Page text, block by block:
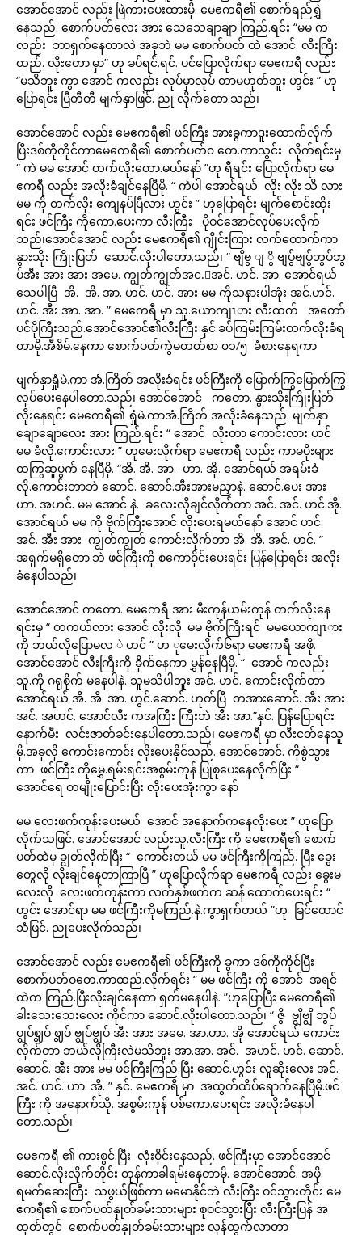
အောင်အောင် လည်း ဖြဲကားပေးထားမို. မေဧကရီ၏ စောက်ရည်ရွှဲ
နေသည်. စောက်ပတ်လေး အား သေသေချာချာ ကြည်.ရင်း “မမ က
လည်း ဘာရှက်နေတာလဲ အခုဘဲ မမ စောက်ပတ် ထဲ အောင်. လီးကြီး
ထည်. လိုးတော.မှာ” ဟု ခပ်ရင်.ရင်. ပင်ပြောလိုက်ရာ မေဧကရီ လည်း
“မသိဘူး ကွာ အောင် ကလည်း လုပ်မှာလုပ် တာမဟုတ်ဘူး ဟွင်း ” ဟု
ပြောရင်း ပြီတီတီ မျက်နှာဖြင်. ညု လိုက်တော.သည်၊
အောင်အောင် လည်း မေဧကရီ၏ ဖင်ကြီး အားခွကာဒူးထောက်လိုက်
ပြီးဒစ်ကိုကိုင်ကာမေဧကရီ၏ စောက်ပတ်၀ တေ.ကာသွင်း လိုက်ရင်းမှ
“ ကဲ မမ အောင် တက်လိုးတော.မယ်နော် ”ဟု ရီရင်း ပြောလိုက်ရာ မေ
ဧကရီ လည်း အလိုးခံချင်နေပြီမို. “ ကဲပါ အောင်ရယ် လိုး လိုး သိ လား
မမ ကို တက်လိုး ကျေနပ်ပြီလား ဟွင်း ” ဟုပြောရင်း မျက်စောင်းထိုး
ရင်း ဖင်ကြီး ကိုကော.ပေးကာ လီးကြီး ပိုဝင်အောင်လုပ်ပေးလိုက်
သည်၊အောင်အောင် လည်း မေဧကရီ၏ ဂျိုင်းကြား လက်ထောက်ကာ
နွားသိုး ကြိုးပြတ် ဆောင်.လိုးပါတော.သည်၊ “ ဗျိဗွ ျ ွိ ဗျပ်ွဗျပ်ွဘွပ်ဘွ
ပ်အီး အား အား အမေ. ကျွတ်ကျွတ်အင.်အင်. ဟင်. အာ. အောင်ရယ်
သေပါပြီ အိ. အိ. အာ. ဟင်. ဟင်. အား မမ ကိုသနားပါအုံး အင်.ဟင်.
ဟင်. အီး အာ. အာ. ” မေဧကရီ မှာ သူ.ယောကျၤား လီးထက် အတော်
ပင်ပိုကြီးသည်.အောင်အောင်၏လီးကြီး နှင်.ခပ်ကြမ်းကြမ်းတက်လိုးခံရ
တာမို.အီစိမ်.နေကာ စောက်ပတ်ကွဲမတတ်စာ ၀၁/၅ ခံစားနေရကာ
မျက်နှာရှုံမဲ.ကာ အံ.ကြိတ် အလိုးခံရင်း ဖင်ကြီးကို မြောက်ကြွမြောက်ကြွ
လုပ်ပေးနေပါတော.သည်၊ အောင်အောင် ကတော. နွားသိုးကြိုးပြတ်
လိုးနေရင်း မေဧကရီ၏ ရှုံမဲ.ကာအံ.ကြိတ် အလိုးခံနေသည်. မျက်နှာ
ချောချောလေး အား ကြည်.ရင်း “ အောင် လိုးတာ ကောင်းလား ဟင်
မမ ခံလို.ကောင်းလား ” ဟုမေးလိုက်ရာ မေဧကရီ လည်း ကာမပိုးများ
ထကြွဆူပွက် နေပြီမို. “အိ. အိ. အာ. ဟာ. အို. အောင်ရယ် အရမ်းခံ
လို.ကောင်းတာဘဲ ဆောင်. ဆောင်.အီးအားမညှာနဲ. ဆောင်.ပေး အား
ဟာ. အဟင်. မမ အောင် နဲ. ခလေးလိုချင်လိုက်တာ အင်. အင်. ဟင်.အို.
အောင်ရယ် မမ ကို ဗိုက်ကြီးအောင် လိုးပေးရမယ်နော် အောင် ဟင်.
အင်. အီး အား ကျွတ်ကျွတ် ကောင်းလိုက်တာ အိ. အိ. အင်. ဟင်. ”
အရှက်မရှိတော.ဘဲ ဖင်ကြီးကို စကောဝိုင်းပေးရင်း ပြန်ပြောရင်း အလိုး
ခံနေပါသည်၊
အောင်အောင် ကတော. မေဧကရီ အား မီးကုန်ယမ်းကုန် တက်လိုးနေ
ရင်းမှ “ တကယ်လား အောင် လိုးလို. မမ ဗိုက်ကြီးရင် မမယောကျၤား
ကို ဘယ်လိုပြောမလ ဲ ဟင် ” ဟ ုမေးလိုက်၆ရာ မေဧကရီ အဖို.
အောင်အောင် လီးကြီးကို ခိုက်နေကာ မွှန်နေပြီမို. “ အောင် ကလည်း
သူ.ကို ဂရုစိုက် မနေပါနဲ. သူမသိပါဘူး အင်. ဟင်. ကောင်းလိုက်တာ
အောင်ရယ် အိ. အိ. အာ. ဟွင်.ဆောင်. ဟုတ်ပြီ တအားဆောင်. အီး အား
အင်. အဟင်. အောင်လီး ကအကြီး ကြီးဘဲ အီး အာ.”နှင်. ပြန်ပြောရင်း
နောက်မီး လင်းဇာတ်ခင်းနေပါတော.သည်၊ မေဧကရီ မှာ လီးငတ်နေသူ
မို.အခုလို ကောင်းကောင်း လိုးပေးနိုင်သည်. အောင်အောင်. ကိုစွဲသွား
ကာ ဖင်ကြီး ကိုမွှေ.ရမ်းရင်းအစွမ်းကုန် ပြုစုပေးနေလိုက်ပြီး “
အောင်ရေ တမျိုးပြောင်းပြီး လိုးပေးအုံးကွာ နော်
မမ လေးဖက်ကုန်းပေးမယ် အောင် အနောက်ကနေလိုးပေး ” ဟုပြော
လိုက်သဖြင်. အောင်အောင် လည်းသူ.လီးကြီး ကို မေဧကရီ၏ စောက်
ပတ်ထဲမှ ချွတ်လိုက်ပြီး “ ကောင်းတယ် မမ ဖင်ကြီးကိုကြည်. ပြီး ခွေး
တွေလို လိုးချင်နေတာကြာပြီ ” ဟုပြောလိုက်ရာ မေဧကရီ လည်း ခွေးမ
လေးလို လေးဖက်ကုန်းကာ လက်နှစ်ဖက်က ဆန်.ထောက်ပေးရင်း “
ဟွင်း အောင်ရာ မမ ဖင်ကြီးကိုမကြည်.နဲ.ကွာရှက်တယ် ”ဟု ခြင်ထောင်
သံဖြင်. ညုပေးလိုက်သည်၊
အောင်အောင် လည်း မေဧကရီ၏ ဖင်ကြီးကို ခွကာ ဒစ်ကိုကိုင်ပြီး
စောက်ပတ်ဝတေ.ကာထည်.လိုက်ရင်း “ မမ ဖင်ကြီး ကို အောင် အရင်
ထဲက ကြည်.ပြီးလိုးချင်နေတာ ရှက်မနေပါနဲ. ”ဟုပြောပြီး မေဧကရီ၏
ခါးသေးသေးလေး ကိုင်ကာ ဆောင်.လိုးပါတော.သည်၊ “ ဇွိ ဗျွိဗျွိ ဘွပ်
ပျွပ်ဈွပ် ဈွပ် ဗျွပ်ဗျွပ် အီး အား အမေ. အာ.ဟာ. အို အောင်ရယ် ကောင်း
လိုက်တာ ဘယ်လိုကြီးလဲမသိဘူး အာ.အာ. အင်. အဟင်. ဟင်. ဆောင်.
ဆောင်. အီး အား မမ ဖင်ကြီးကြည်.ပြီး ဆောင်.ဟွင်း လူဆိုးလေး အင်.
အင်. ဟင်. ဟာ. အို. ” နှင်. မေဧကရီ မှာ အထွတ်ထိပ်ရောက်နေပြီမို.ဖင်
ကြီး ကို အနောက်သို. အစွမ်းကုန် ပစ်ကော.ပေးရင်း အလိုးခံနေပါ
တော.သည်၊
မေဧကရီ ၏ ကားစွင်.ပြီး လုံးဝိုင်းနေသည်. ဖင်ကြီးမှာ အောင်အောင်
ဆောင်.လိုးလိုက်တိုင်း တုန်ကာခါရမ်းနေတာမို. အောင်အောင်. အဖို.
ရမက်ဆေးကြီး သဖွယ်ဖြစ်ကာ မမောနိုင်ဘဲ လီးကြီး ဝင်သွားတိုင်း မေ
ဧကရီ၏ စောက်ပတ်နှုတ်ခမ်းသားများ စုဝင်သွားပြီး လီးကြီးပြန် အ
ထုတ်တွင် စောက်ပတ်နှုတ်ခမ်းသားများ လှန်ထွက်လာတာ